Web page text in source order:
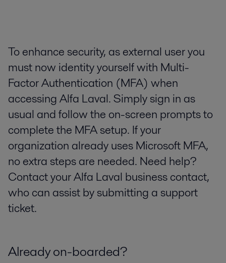
To enhance security, as external user you
must now identity yourself with Multi-
Factor Authentication (MFA) when
accessing Alfa Laval. Simply sign in as
usual and follow the on-screen prompts to
complete the MFA setup. If your
organization already uses Microsoft MFA,
no extra steps are needed. Need help?
Contact your Alfa Laval business contact,
who can assist by submitting a support
ticket.
Already on-boarded?